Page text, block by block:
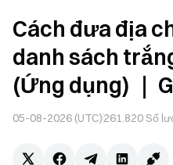
Cách đưa địa
danh sách
(Ứng dụng) ｜
05-08-2026 (UTC)261.820 Số